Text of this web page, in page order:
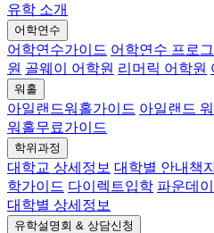
유학 소개
어학연수
어학연수가이드 어학연수 프로
원 골웨이 어학원 리머릭 어학원
워홀
아일랜드워홀가이드 아일랜드
워홀무료가이드
학위과정
대학교 상세정보 대학별 안내책
학가이드 다이렉트입학 파운데
대학별 상세정보
유학설명회 & 상담신청